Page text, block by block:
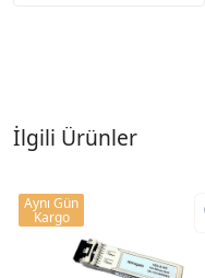
İlgili Ürünler
Aynı Gün
Kargo